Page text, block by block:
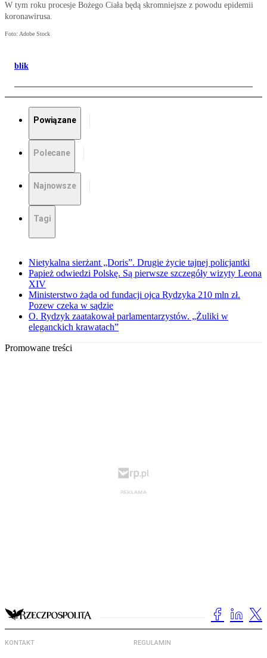
W tym roku procesje Bożego Ciała będą skromniejsze z powodu epidemii
koronawirusa.
Foto: Adobe Stock
blik
Powiązane
Polecane
Najnowsze
Tagi
Nietykalna sierżant „Doris”. Drugie życie tajnej policjantki
Papież odwiedzi Polskę. Są pierwsze szczegóły wizyty Leona
XIV
Ministerstwo żąda od fundacji ojca Rydzyka 210 mln zł.
Pozew czeka w sądzie
O. Rydzyk zaatakował parlamentarzystów. „Żuliki w
eleganckich krawatach”
Promowane treści
KONTAKT REGULAMIN